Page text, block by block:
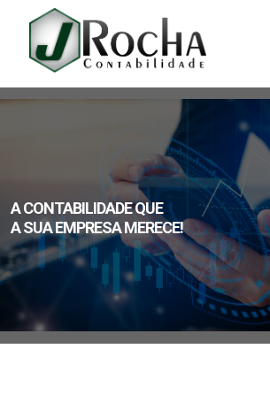
A CONTABILIDADE QUE
A SUA EMPRESA MERECE!